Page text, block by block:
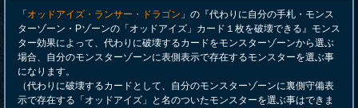
「 オッドアイズ・ランサー・ドラゴン 」の『代わりに自分の手札・モンス
ターゾーン・Pゾーンの「オッドアイズ」カード１枚を破壊できる』モンス
ター効果によって、代わりに破壊するカードをモンスターゾーンから選ぶ
場合、自分のモンスターゾーンに表側表示で存在するモンスターを選ぶ事
になります。
（代わりに破壊するカードとして、自分のモンスターゾーンに裏側守備表
示で存在する「オッドアイズ」と名のついたモンスターを選ぶ事はできま